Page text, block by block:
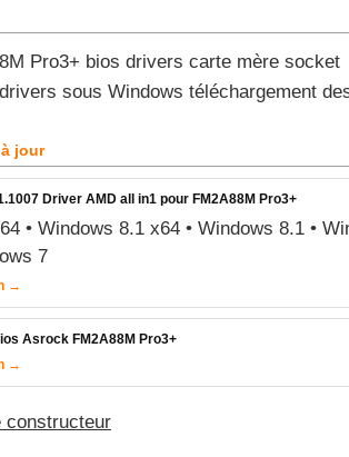
Pro3+ bios drivers carte mère
sous Windows téléchargement
jour
Driver AMD all in1 pour FM2A88M Pro3+
• Windows 8.1 x64 • Windows 8.1 •
7
→
Asrock FM2A88M Pro3+
→